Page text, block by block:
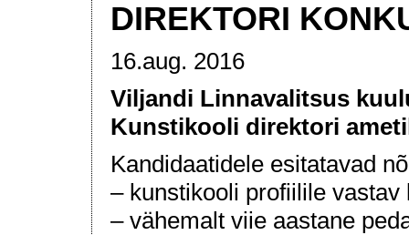
DIREKTORI
16.aug. 2016
Viljandi Linnavalitsus
Kunstikooli direktori
Kandidaatidele esitatavad
– kunstikooli profiilile vastav
– vähemalt viie aastane